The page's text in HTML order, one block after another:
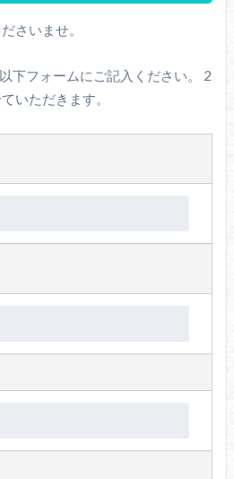
さいませ。
下フォームにご記入ください。 2
いただきます。